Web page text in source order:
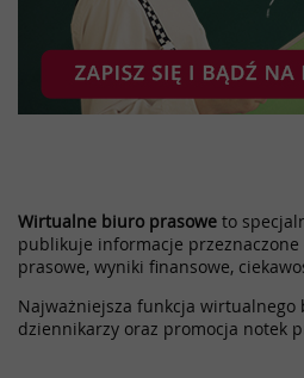
Wirtualne biuro prasowe to
publikuje informacje
prasowe, wyniki finansowe,
Najważniejsza funkcja wirtualnego
dziennikarzy oraz promocja notek